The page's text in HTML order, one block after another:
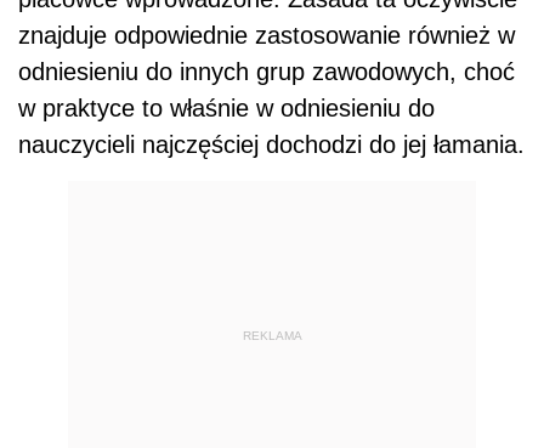
znajduje odpowiednie zastosowanie również w
odniesieniu do innych grup zawodowych, choć
w praktyce to właśnie w odniesieniu do
nauczycieli najczęściej dochodzi do jej łamania.
REKLAMA